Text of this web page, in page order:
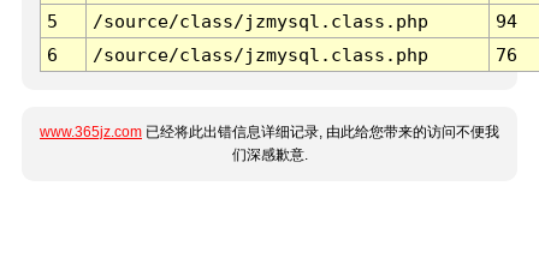
5
/source/class/jzmysql.class.php
94
6
/source/class/jzmysql.class.php 76
www.365jz.com 已经将此出错信息详细记录, 由此给您带来的访问不便我
们深感歉意.